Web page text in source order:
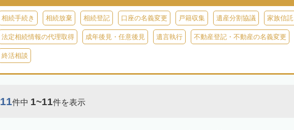
相続手続き 相続放棄 相続登記 口座の名義変更 戸籍収集 遺産分割協議 家族信託
法定相続情報の代理取得 成年後見・任意後見 遺言執行 不動産登記・不動産の名義変更
終活相談
11件中 1~11件を表示